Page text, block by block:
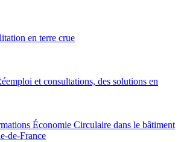
en terre crue
et consultations, des solutions en
Économie Circulaire dans le bâtiment
de-France